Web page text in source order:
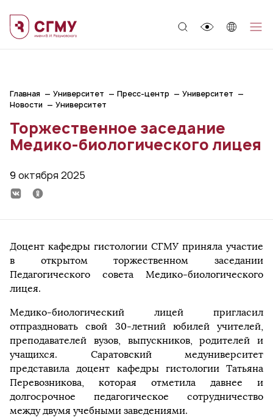
Главная Университет Пресс-центр
Университет
Новости
Университет
Торжественное заседание
Медико-биологического лицея
9 октября 2025
Доцент кафедры гистологии СГМУ приняла участие
в открытом торжественном заседании
Педагогического совета Медико-биологического
лицея.
Медико-биологический лицей пригласил
отпраздновать свой 30-летний юбилей учителей,
преподавателей вузов, выпускников, родителей и
учащихся. Саратовский медуниверситет
представила доцент кафедры гистологии Татьяна
Перевозникова, которая отметила давнее и
долгосрочное педагогическое сотрудничество
между двумя учебными заведениями.